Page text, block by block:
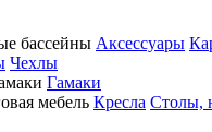
бассейны Аксессуары
Чехлы
Гамаки
мебель Кресла Столы,